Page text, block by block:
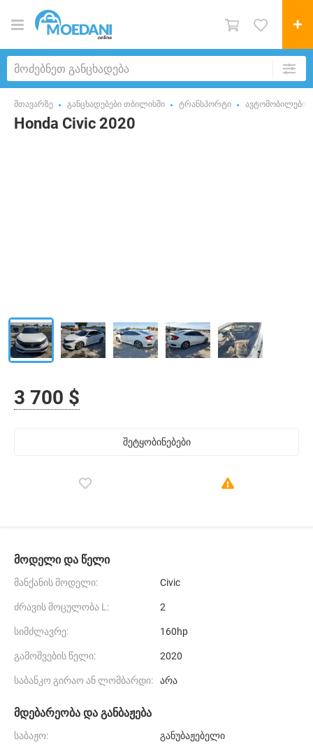
მთავარზე განცხადებები თბილისში ტრანსპორტი ავტომობილები
Honda Civic 2020
3 700 $
შეტყობინებები
მოდელი და წელი
მანქანის მოდელი: Civic
ძრავის მოცულობა L: 2
სიმძლავრე: 160hp
გამოშვების წელი: 2020
საბანკო გირაო ან ლომბარდი: არა
მდებარეობა და განბაჟება
საბაჟო: განუბაჟებელი